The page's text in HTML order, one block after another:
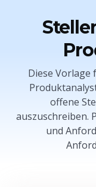
Diese
offene
auszuschreiben.
und